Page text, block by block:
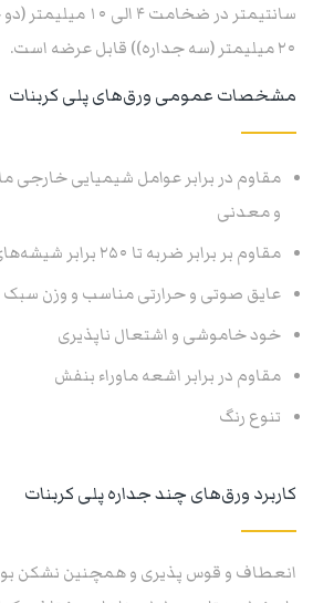
۲۰ میلیمتر (سه جداره)) قابل عرضه است.
مشخصات عمومی ورق‌های پلی کربنات
مقاوم در برابر عوامل شیمیایی خارجی
و معدنی
مقاوم بر برابر ضربه تا ۲۵۰ برابر شیشه‌های معمولی
عایق صوتی و حرارتی مناسب و وزن سبک
خود خاموشی و اشتعال ناپذیری
مقاوم در برابر اشعه ماوراء بنفش
تنوع رنگ
کاربرد ورق‌های چند جداره پلی کربنات
انعطاف و قوس پذیری و همچنین نشکن